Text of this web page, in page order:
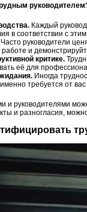
Каждый
в соответствии с
Часто руководители
и
критике.
её для
Иногда
требуется от
и руководителями
и разногласия,